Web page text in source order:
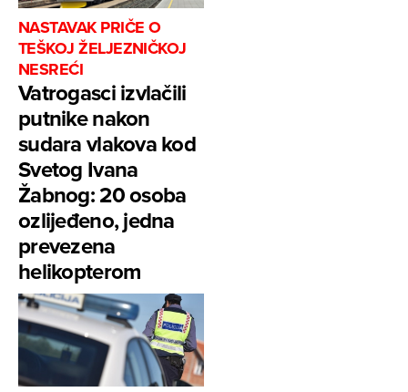
NASTAVAK PRIČE O
TEŠKOJ ŽELJEZNIČKOJ
NESREĆI
Vatrogasci izvlačili
putnike nakon
sudara vlakova kod
Svetog Ivana
Žabnog: 20 osoba
ozlijeđeno, jedna
prevezena
helikopterom